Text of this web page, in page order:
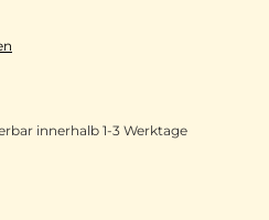
innerhalb 1-3 Werktage
Rotationstechnik 60cm -